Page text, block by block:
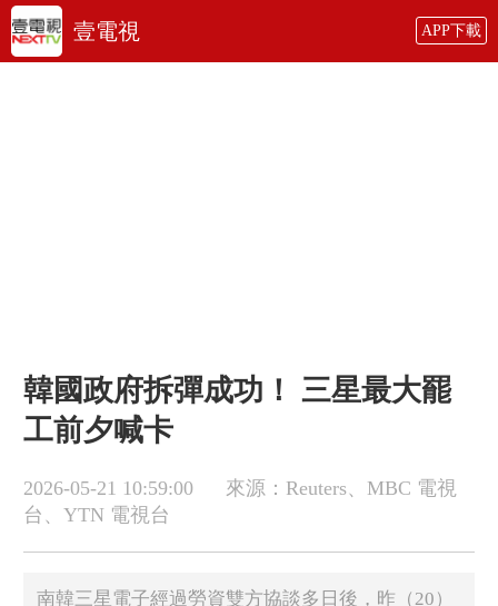
壹電視 APP下載
韓國政府拆彈成功！ 三星最大罷
工前夕喊卡
2026-05-21 10:59:00
來源：Reuters、MBC 電視
台、YTN 電視台
南韓三星電子經過勞資雙方協談多日後，昨（20）